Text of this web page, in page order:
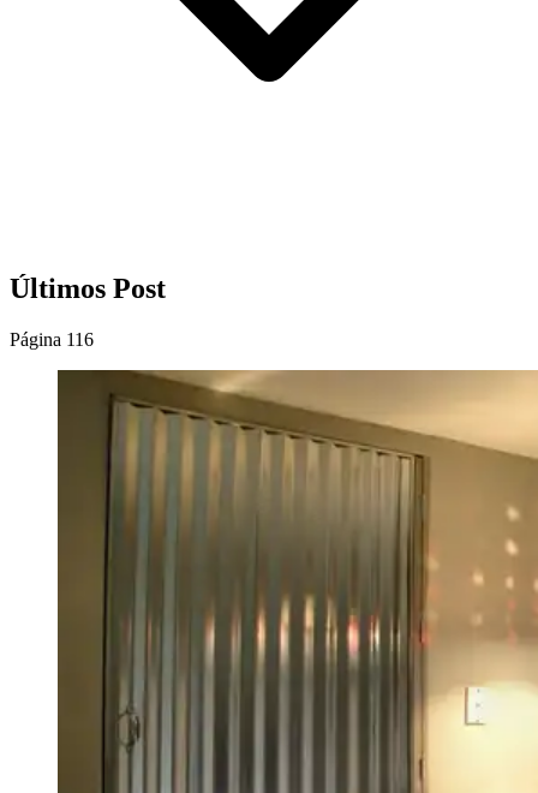
Últimos Post
Página 116